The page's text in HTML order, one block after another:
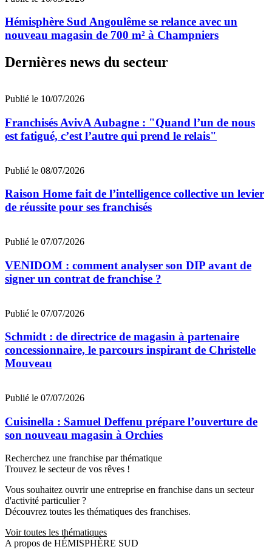
Hémisphère Sud Angoulême se relance avec un
nouveau magasin de 700 m² à Champniers
Dernières news du secteur
Publié le 10/07/2026
Franchisés AvivA Aubagne : "Quand l’un de nous
est fatigué, c’est l’autre qui prend le relais"
Publié le 08/07/2026
Raison Home fait de l’intelligence collective un levier
de réussite pour ses franchisés
Publié le 07/07/2026
VENIDOM : comment analyser son DIP avant de
signer un contrat de franchise ?
Publié le 07/07/2026
Schmidt : de directrice de magasin à partenaire
concessionnaire, le parcours inspirant de Christelle
Mouveau
Publié le 07/07/2026
Cuisinella : Samuel Deffenu prépare l’ouverture de
son nouveau magasin à Orchies
Recherchez une franchise par thématique
Trouvez le secteur de vos rêves !
Vous souhaitez ouvrir une entreprise en franchise dans un secteur
d'activité particulier ?
Découvrez toutes les thématiques des franchises.
Voir toutes les thématiques
A propos de HÉMISPHÈRE SUD